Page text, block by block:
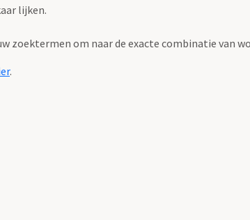
lijken.
zoektermen om naar de exacte combinatie van
.